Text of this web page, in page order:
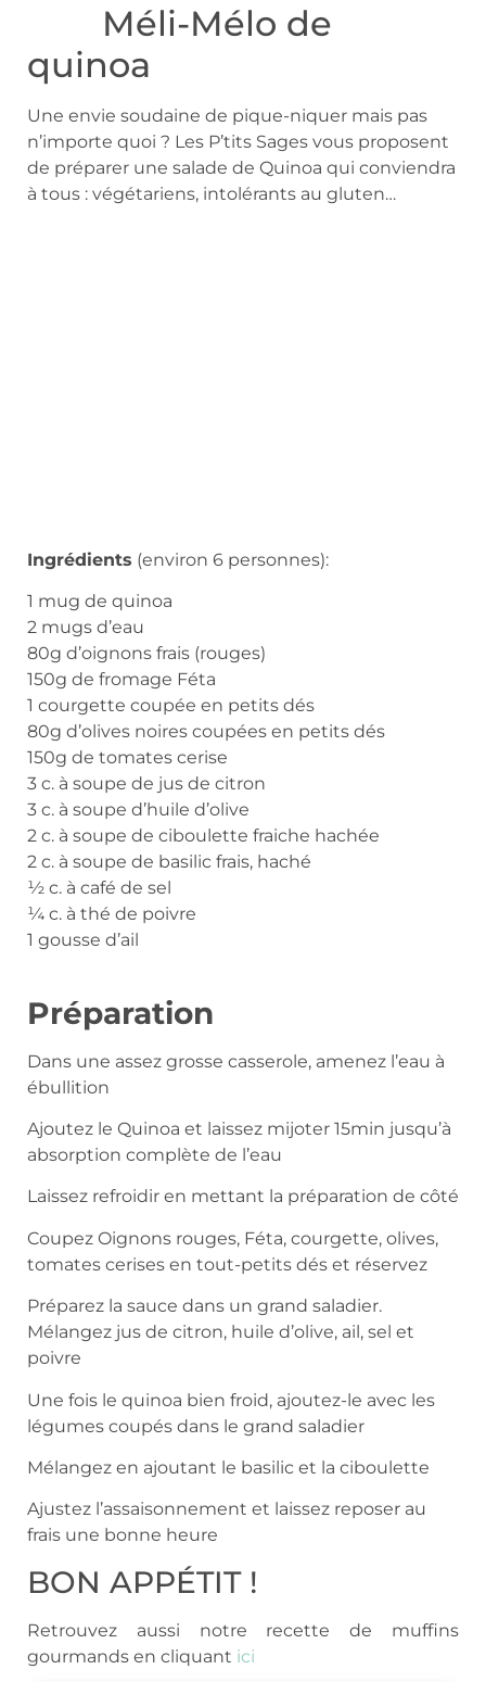
Méli-Mélo de
quinoa
Une envie soudaine de pique-niquer mais pas
n’importe quoi ? Les P’tits Sages vous proposent
de préparer une salade de Quinoa qui conviendra
à tous : végétariens, intolérants au gluten…
Ingrédients (environ 6 personnes):
1 mug de quinoa
2 mugs d’eau
80g d’oignons frais (rouges)
150g de fromage Féta
1 courgette coupée en petits dés
80g d’olives noires coupées en petits dés
150g de tomates cerise
3 c. à soupe de jus de citron
3 c. à soupe d’huile d’olive
2 c. à soupe de ciboulette fraiche hachée
2 c. à soupe de basilic frais, haché
½ c. à café de sel
¼ c. à thé de poivre
1 gousse d’ail
Préparation
Dans une assez grosse casserole, amenez l’eau à
ébullition
Ajoutez le Quinoa et laissez mijoter 15min jusqu’à
absorption complète de l’eau
Laissez refroidir en mettant la préparation de côté
Coupez Oignons rouges, Féta, courgette, olives,
tomates cerises en tout-petits dés et réservez
Préparez la sauce dans un grand saladier.
Mélangez jus de citron, huile d’olive, ail, sel et
poivre
Une fois le quinoa bien froid, ajoutez-le avec les
légumes coupés dans le grand saladier
Mélangez en ajoutant le basilic et la ciboulette
Ajustez l’assaisonnement et laissez reposer au
frais une bonne heure
BON APPÉTIT !
Retrouvez aussi notre recette de muffins
gourmands en cliquant ici